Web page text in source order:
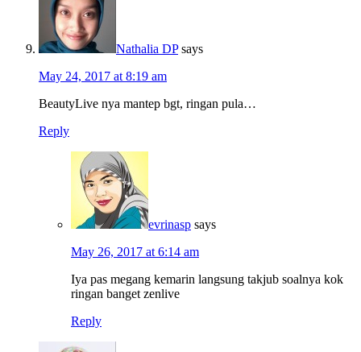
Nathalia DP says
May 24, 2017 at 8:19 am
BeautyLive nya mantep bgt, ringan pula…
Reply
evrinasp says
May 26, 2017 at 6:14 am
Iya pas megang kemarin langsung takjub soalnya kok
ringan banget zenlive
Reply